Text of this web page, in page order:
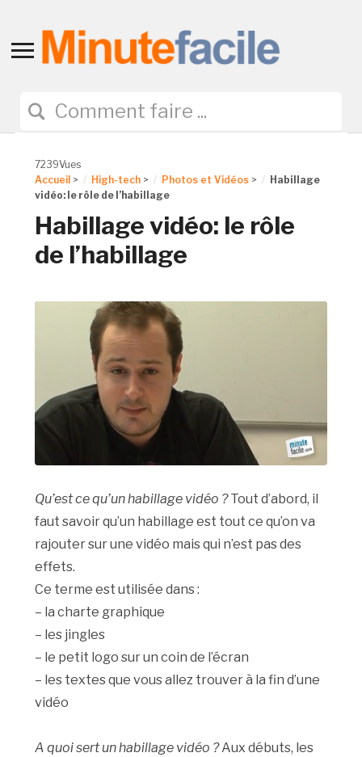
Toggle
navigation
7239Vues
Accueil > High-tech > Photos et Vidéos >
Habillage
vidéo: le rôle de l’habillage
Habillage vidéo: le rôle
de l’habillage
Qu’est ce qu’un habillage vidéo ?Tout d’abord, il
faut savoir qu’un habillage est tout ce qu’on va
rajouter sur une vidéo mais qui n’est pas des
effets.
Ce terme est utilisée dans :
– la charte graphique
– les jingles
– le petit logo sur un coin de l’écran
– les textes que vous allez trouver à la fin d’une
vidéo
A quoi sert un habillage vidéo ?Aux débuts, les